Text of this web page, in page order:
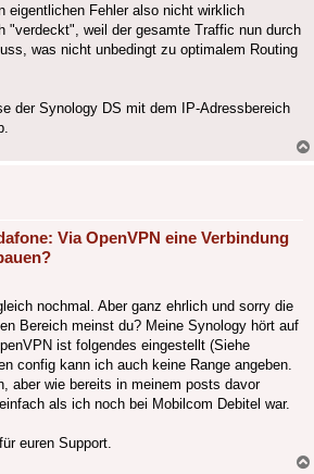
eigentlichen Fehler also nicht wirklich
"verdeckt", weil der gesamte Traffic nun durch
was nicht unbedingt zu optimalem Routing
der Synology DS mit dem IP-Adressbereich
Via OpenVPN eine Verbindung
nochmal. Aber ganz ehrlich und sorry die
Bereich meinst du? Meine Synology hört auf
ist folgendes eingestellt (Siehe
config kann ich auch keine Range angeben.
aber wie bereits in meinem posts davor
als ich noch bei Mobilcom Debitel war.
euren Support.